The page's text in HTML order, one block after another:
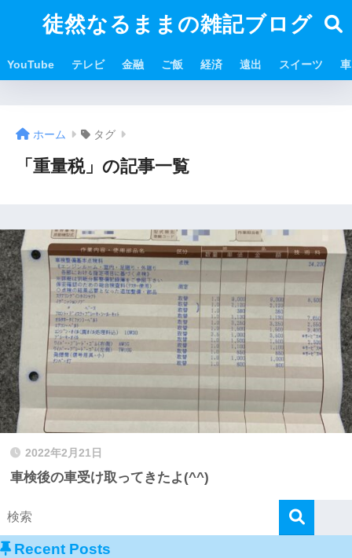
徒然なるままの雑記ブログ
YouTube テレビ 金融 ご飯 経済 遠出 スイーツ 車
ホーム タグ
「重量税」の記事一覧
2022年2月21日
車検後の車受け取ってきたよ(^^)
Recent Posts